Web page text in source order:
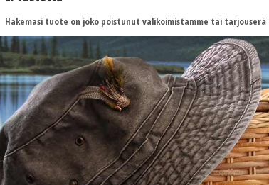
Hakemasi tuote on joko poistunut valikoimistamme tai tarjouserä